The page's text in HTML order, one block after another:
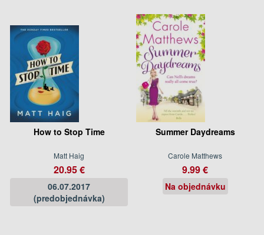
How to Stop Time
Matt Haig
20.95 €
06.07.2017
(predobjednávka)
Summer Daydreams
Carole Matthews
9.99 €
Na objednávku